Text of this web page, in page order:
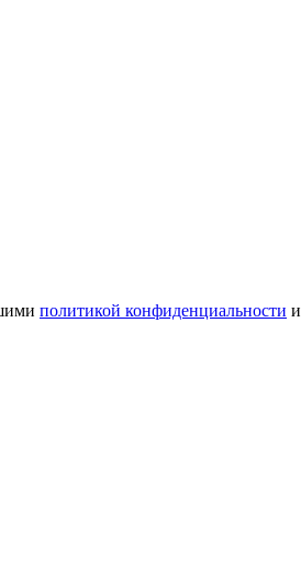
политикой конфиденциальности и